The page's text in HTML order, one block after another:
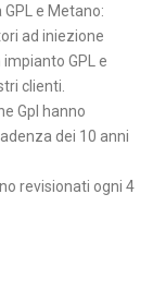
e Metano:
ad iniezione
GPL e
clienti.
Gpl hanno
dei 10 anni
revisionati ogni 4